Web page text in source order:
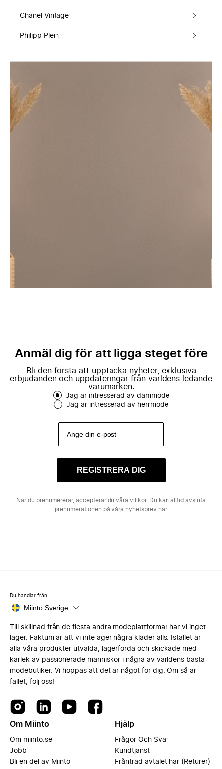
Chanel Vintage
Philipp Plein
Anmäl dig för att ligga steget före
Bli den första att upptäcka nyheter, exklusiva
erbjudanden och uppdateringar från världens ledande
varumärken.
Jag är intresserad av dammode
Jag är intresserad av herrmode
REGISTRERA DIG
När du prenumererar, accepterar du våra villkor. Du kan alltid avsluta
prenumerationen på våra nyhetsbrev här.
Du handlar från
Miinto Sverige
Till skillnad från de flesta andra modeplattformar har vi inget
lager. Faktum är att vi inte äger några kläder alls. Istället är
alla våra produkter utvalda, lagerförda och skickade med
kärlek av passionerade människor i några av världens bästa
modebutiker. Vi hoppas att det är något för dig. Om så är
fallet, följ oss!
Om Miinto
Om miinto.se
Jobb
Bli en del av Miinto
Hjälp
Frågor Och Svar
Kundtjänst
Frånträd avtalet här (Returer)